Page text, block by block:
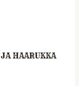
HAARUKKA